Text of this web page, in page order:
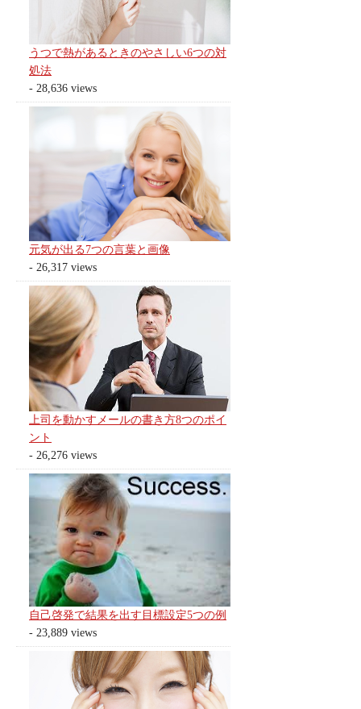
うつで熱があるときのやさしい6つの対
処法
- 28,636 views
元気が出る7つの言葉と画像
- 26,317 views
上司を動かすメールの書き方8つのポイ
ント
- 26,276 views
自己啓発で結果を出す目標設定5つの例
- 23,889 views